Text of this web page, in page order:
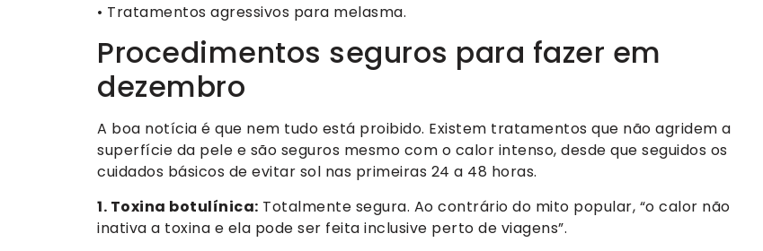
• Tratamentos agressivos para melasma.
Procedimentos seguros para fazer em
dezembro
A boa notícia é que nem tudo está proibido. Existem tratamentos que não agridem a
superfície da pele e são seguros mesmo com o calor intenso, desde que seguidos os
cuidados básicos de evitar sol nas primeiras 24 a 48 horas.
1. Toxina botulínica: Totalmente segura. Ao contrário do mito popular, “o calor não
inativa a toxina e ela pode ser feita inclusive perto de viagens”.